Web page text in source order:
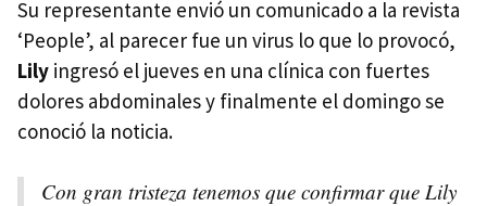
Su representante envió un comunicado a la revista
‘People’, al parecer fue un virus lo que lo provocó,
Lily ingresó el jueves en una clínica con fuertes
dolores abdominales y finalmente el domingo se
conoció la noticia.
Con gran tristeza tenemos que confirmar que Lily